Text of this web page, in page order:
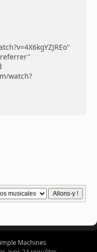
watch?
Machines